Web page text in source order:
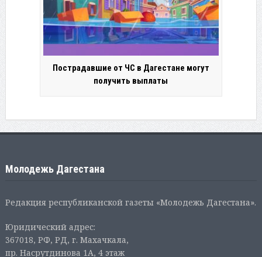
Пострадавшие от ЧС в Дагестане могут
получить выплаты
Молодежь Дагестана
Редакция республиканской газеты «Молодежь Дагестана».
Юридический адрес:
367018, РФ, РД, г. Махачкала,
пр. Насрутдинова 1А, 4 этаж